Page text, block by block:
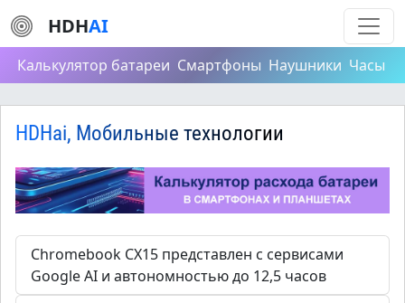
HDHAI
Калькулятор батареи Смартфоны Наушники Часы
HDHai, Мобильные технологии
Chromebook CX15 представлен с сервисами
Google AI и автономностью до 12,5 часов